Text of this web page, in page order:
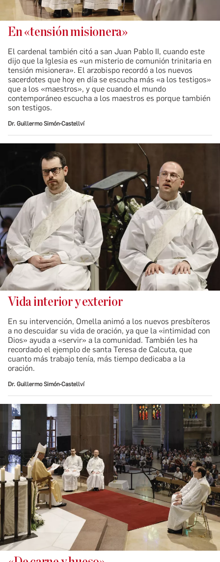
En «tensión misionera»
El cardenal también citó a san Juan Pablo II, cuando este
dijo que la Iglesia es «un misterio de comunión trinitaria en
tensión misionera». El arzobispo recordó a los nuevos
sacerdotes que hoy en día se escucha más «a los testigos»
que a los «maestros», y que cuando el mundo
contemporáneo escucha a los maestros es porque también
son testigos.
Dr. Guillermo Simón-Castellví
Vida interior y exterior
En su intervención, Omella animó a los nuevos presbíteros
a no descuidar su vida de oración, ya que la «intimidad con
Dios» ayuda a «servir» a la comunidad. También les ha
recordado el ejemplo de santa Teresa de Calcuta, que
cuanto más trabajo tenía, más tiempo dedicaba a la
oración.
Dr. Guillermo Simón-Castellví